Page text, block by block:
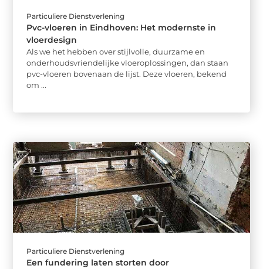
Particuliere Dienstverlening
Pvc-vloeren in Eindhoven: Het modernste in
vloerdesign
Als we het hebben over stijlvolle, duurzame en
onderhoudsvriendelijke vloeroplossingen, dan staan
pvc-vloeren bovenaan de lijst. Deze vloeren, bekend
om ...
Particuliere Dienstverlening
Een fundering laten storten door